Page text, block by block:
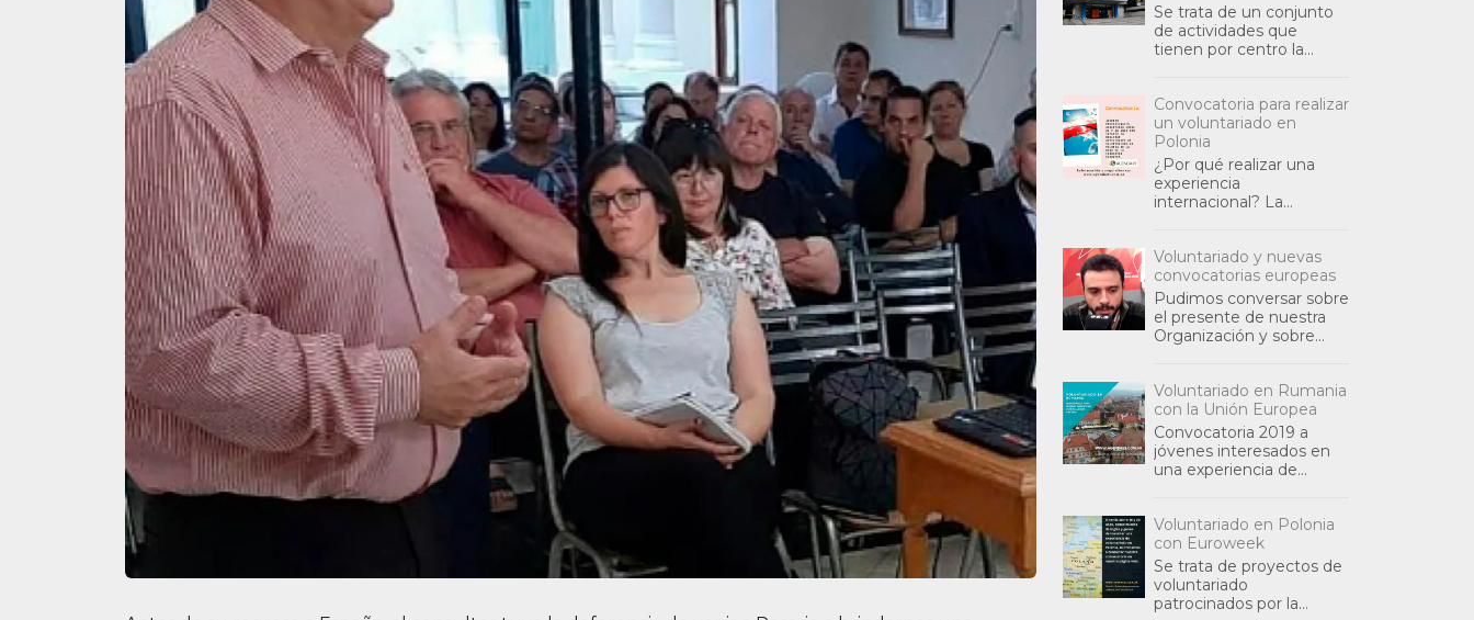
Se trata de un conjunto
de actividades que
tienen por centro la
reflexiones sobre la
diseminación de la
Convocatoria para realizar
un voluntariado en
Polonia
¿Por qué realizar una
experiencia
internacional? La
propone actuar
estrechamente vinculada
con otras organ
Voluntariado y nuevas
convocatorias europeas
Pudimos conversar sobre
el presente de nuestra
Organización y sobre
Rumania, para aquellos
jóvenes int
Voluntariado en Rumania
con la Unión Europea
Convocatoria 2019 a
jóvenes interesados en
una experiencia de
financiado por el
Programa Erasmus+ de
Voluntariado en Polonia
con Euroweek
Se trata de proyectos de
voluntariado
patrocinados por la